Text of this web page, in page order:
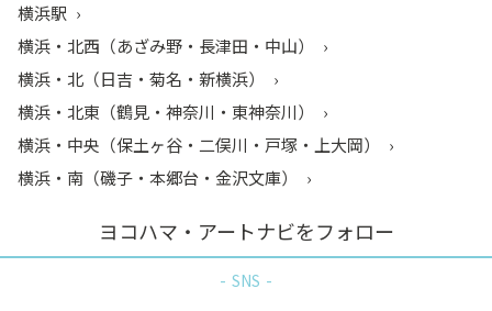
横浜駅
横浜・北西（あざみ野・長津田・中山）
横浜・北（日吉・菊名・新横浜）
横浜・北東（鶴見・神奈川・東神奈川）
横浜・中央（保土ヶ谷・二俣川・戸塚・上大岡）
横浜・南（磯子・本郷台・金沢文庫）
ヨコハマ・アートナビをフォロー
SNS